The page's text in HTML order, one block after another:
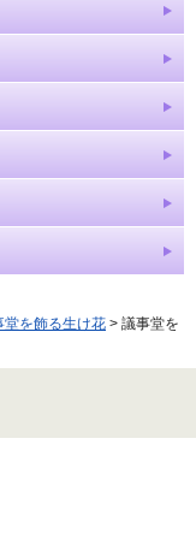
堂を飾る生け花 > 議事堂を